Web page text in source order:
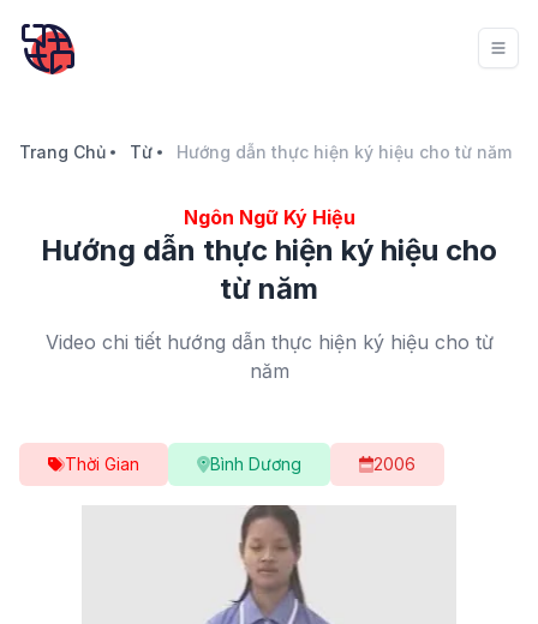
Trang Chủ Từ Hướng dẫn thực hiện ký hiệu cho từ năm
Ngôn Ngữ Ký Hiệu
Hướng dẫn thực hiện ký hiệu cho
từ năm
Video chi tiết hướng dẫn thực hiện ký hiệu cho từ
năm
Thời Gian Bình Dương 2006